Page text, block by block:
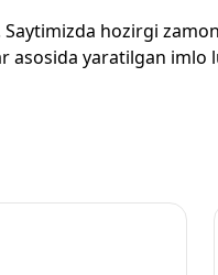
hozirgi
yaratilgan imlo